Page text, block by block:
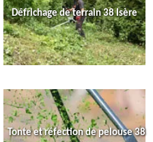
Défrichage de terrain 38 Isère
Tonte et réfection de pelouse 38